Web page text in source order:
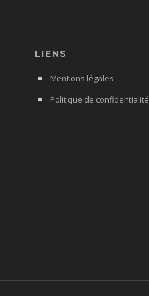
LIENS
Mentions légales
Politique de confidentialité